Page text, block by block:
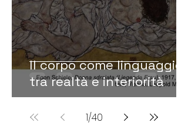
Il corpo come linguaggio:
tra realtà e interiorità
1/40